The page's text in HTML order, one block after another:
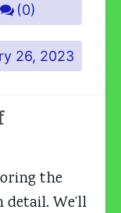
(0)
26, 2023
the
We’ll